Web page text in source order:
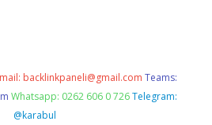
backlinkpaneli@gmail.com Teams:
Whatsapp: 0262 606 0 726 Telegram:
@karabul